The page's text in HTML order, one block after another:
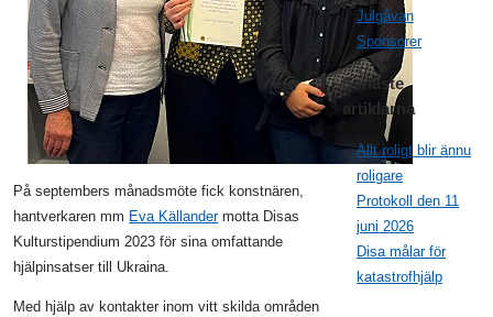
På septembers månadsmöte fick konstnären,
hantverkaren mm Eva Källandermotta Disas
Kulturstipendium 2023 för sina omfattande
hjälpinsatser till Ukraina.
Med hjälp av kontakter inom vitt skilda områden
Julgåvan
Sponsorer
Senaste
artiklarna
Allt roligt blir ännu
roligare
Protokoll den 11
juni 2026
Disa målar för
katastrofhjälp